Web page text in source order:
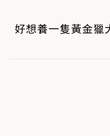
好想養一隻黃金獵